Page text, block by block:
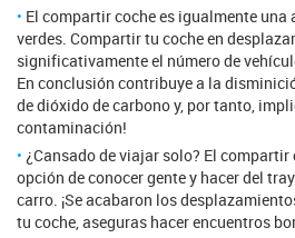
El compartir coche es igualmente una
verdes. Compartir tu coche en
significativamente el número de
En conclusión contribuye a la
de dióxido de carbono y, por tanto,
contaminación!
¿Cansado de viajar solo? El
opción de conocer gente y hacer del
carro. ¡Se acabaron los
tu coche, aseguras hacer encuentros